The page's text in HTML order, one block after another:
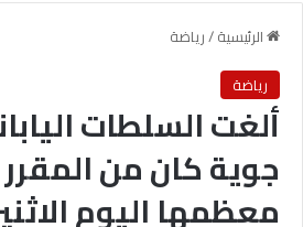
الرئيسية/رياضة
رياضة
جوية كان من
معظمها اليوم